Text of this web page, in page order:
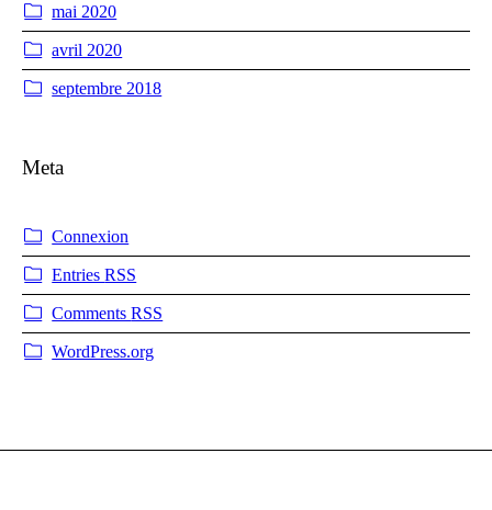
mai 2020
avril 2020
septembre 2018
Meta
Connexion
EntriesRSS
CommentsRSS
WordPress.org